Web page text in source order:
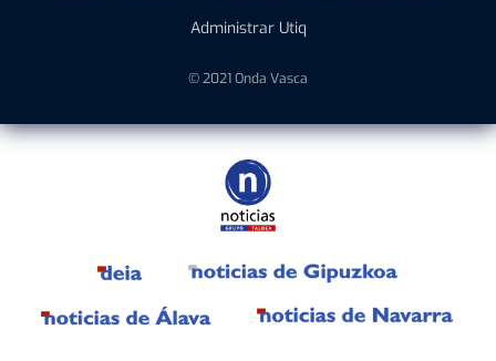
Administrar Utiq
© 2021 Onda Vasca